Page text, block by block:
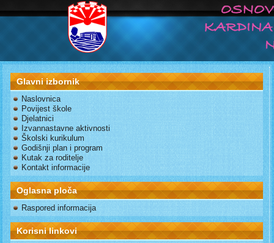
Glavni izbornik
Naslovnica
Povijest škole
Djelatnici
Izvannastavne aktivnosti
Školski kurikulum
Godišnji plan i program
Kutak za roditelje
Kontakt informacije
Oglasna ploča
Raspored informacija
Korisni linkovi